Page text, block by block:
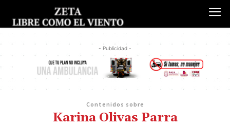
- Publicidad -
Contenidos sobre
Karina Olivas Parra